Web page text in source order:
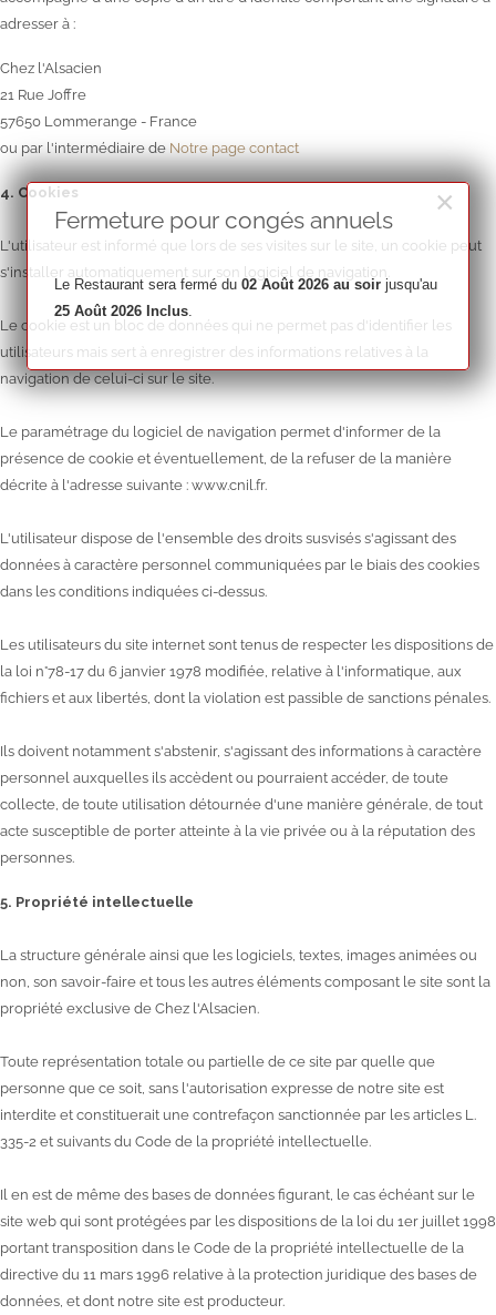
adresser à :
Chez l'Alsacien
21 Rue Joffre
57650 Lommerange - France
ou par l'intermédiaire de Notre page contact
4. Cookies
L'utilisateur est informé que lors de ses visites sur le site, un cookie peut
s'installer automatiquement sur son logiciel de navigation.
Le cookie est un bloc de données qui ne permet pas d'identifier les
utilisateurs mais sert à enregistrer des informations relatives à la
navigation de celui-ci sur le site.
Le paramétrage du logiciel de navigation permet d'informer de la
présence de cookie et éventuellement, de la refuser de la manière
décrite à l'adresse suivante : www.cnil.fr.
L'utilisateur dispose de l'ensemble des droits susvisés s'agissant des
données à caractère personnel communiquées par le biais des cookies
dans les conditions indiquées ci-dessus.
Les utilisateurs du site internet sont tenus de respecter les dispositions de
la loi n°78-17 du 6 janvier 1978 modifiée, relative à l'informatique, aux
fichiers et aux libertés, dont la violation est passible de sanctions pénales.
Ils doivent notamment s'abstenir, s'agissant des informations à caractère
personnel auxquelles ils accèdent ou pourraient accéder, de toute
collecte, de toute utilisation détournée d'une manière générale, de tout
acte susceptible de porter atteinte à la vie privée ou à la réputation des
personnes.
5. Propriété intellectuelle
La structure générale ainsi que les logiciels, textes, images animées ou
non, son savoir-faire et tous les autres éléments composant le site sont la
propriété exclusive de Chez l'Alsacien.
Toute représentation totale ou partielle de ce site par quelle que
personne que ce soit, sans l'autorisation expresse de notre site est
interdite et constituerait une contrefaçon sanctionnée par les articles L.
335-2 et suivants du Code de la propriété intellectuelle.
Il en est de même des bases de données figurant, le cas échéant sur le
site web qui sont protégées par les dispositions de la loi du 1er juillet 1998
portant transposition dans le Code de la propriété intellectuelle de la
directive du 11 mars 1996 relative à la protection juridique des bases de
données, et dont notre site est producteur.
×
Fermeture pour congés annuels
Le Restaurant sera fermé du 02 Août 2026 au soir jusqu'au
25 Août 2026 Inclus